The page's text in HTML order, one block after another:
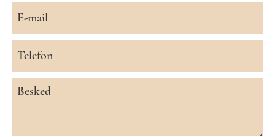
mail
*
Besked